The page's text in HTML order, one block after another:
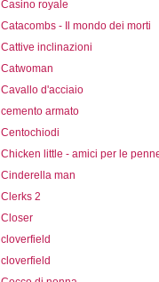
Casino royale
Catacombs - Il mondo dei morti
Cattive inclinazioni
Catwoman
Cavallo d'acciaio
cemento armato
Centochiodi
Chicken little - amici per le
Cinderella man
Clerks 2
Closer
cloverfield
cloverfield